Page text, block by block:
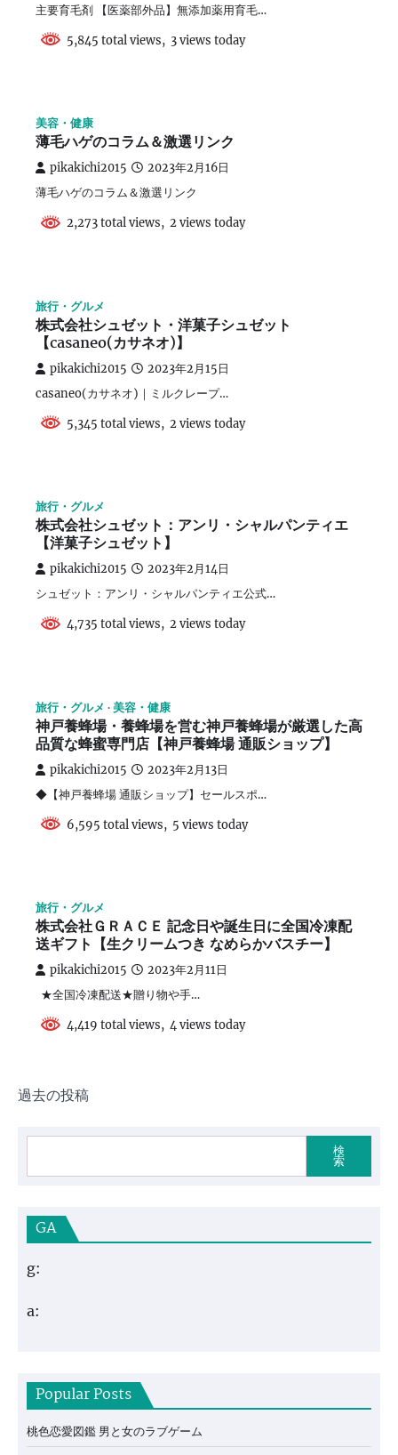
主要育毛剤 【医薬部外品】無添加薬用育毛…
5,845 total views, 3 views today
美容・健康
薄毛ハゲのコラム＆激選リンク
pikakichi2015 2023年2月16日
薄毛ハゲのコラム＆激選リンク
2,273 total views, 2 views today
旅行・グルメ
株式会社シュゼット・洋菓子シュゼット
【casaneo(カサネオ)】
pikakichi2015 2023年2月15日
casaneo(カサネオ)｜ミルクレープ…
5,345 total views, 2 views today
旅行・グルメ
株式会社シュゼット：アンリ・シャルパンティエ
【洋菓子シュゼット】
pikakichi2015 2023年2月14日
シュゼット：アンリ・シャルパンティエ公式…
4,735 total views, 2 views today
旅行・グルメ 美容・健康
神戸養蜂場・養蜂場を営む神戸養蜂場が厳選した高
品質な蜂蜜専門店【神戸養蜂場 通販ショップ】
pikakichi2015 2023年2月13日
◆【神戸養蜂場 通販ショップ】セールスポ…
6,595 total views, 5 views today
旅行・グルメ
株式会社ＧＲＡＣＥ 記念日や誕生日に全国冷凍配
送ギフト【生クリームつき なめらかバスチー】
pikakichi2015 2023年2月11日
★全国冷凍配送★贈り物や手…
4,419 total views, 4 views today
投
ビ
シ
ン
過去の投稿
検
索
GA
g:
a:
Popular Posts
桃色恋愛図鑑 男と女のラブゲーム